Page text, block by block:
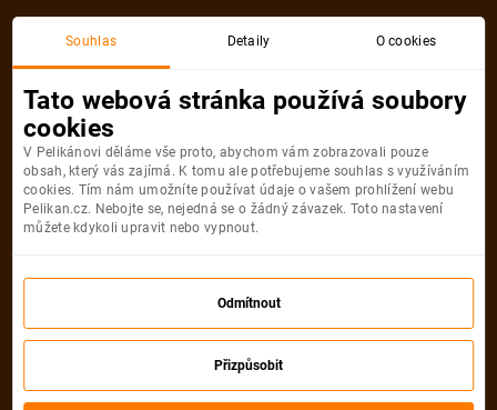
Akční letenka
Litujeme, akční letenka do města už
není dostupná
Vybrat jinou akční letenku
Souhlas Detaily O cookies
Tato webová stránka používá soubory
cookies
V Pelikánovi děláme vše proto, abychom vám zobrazovali pouze
obsah, který vás zajímá. K tomu ale potřebujeme souhlas s využíváním
cookies. Tím nám umožníte používat údaje o vašem prohlížení webu
Pelikan.cz. Nebojte se, nejedná se o žádný závazek. Toto nastavení
můžete kdykoli upravit nebo vypnout.
Odmítnout
Přizpůsobit